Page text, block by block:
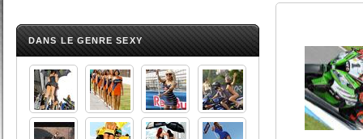
DANS LE GENRE SEXY